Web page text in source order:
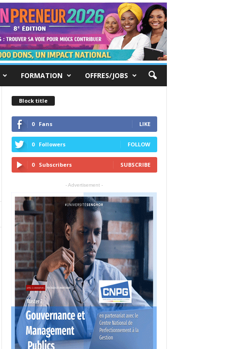
FORMATION OFFRES/JOBS
Block title
0 Fans LIKE
0 Followers FOLLOW
0 Subscribers SUBSCRIBE
- Advertisement -